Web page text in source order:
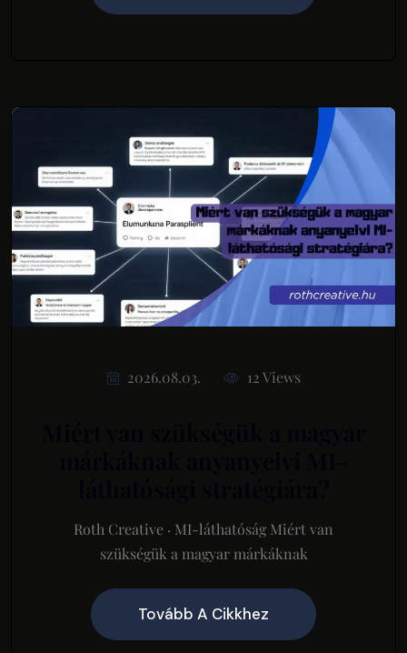
2026.08.03. 12 Views
Roth Creative · MI-láthatóság Miért van
szükségük a magyar márkáknak
Tovább A Cikkhez